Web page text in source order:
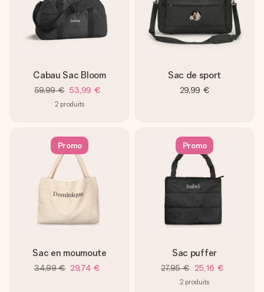
Cabau Sac Bloom
59,99 € 53,99 €
2 produits
Sac de sport
29,99 €
Promo
Sac en moumoute
34,99 € 29,74 €
Promo
Sac puffer
27,95 € 25,16 €
2 produits